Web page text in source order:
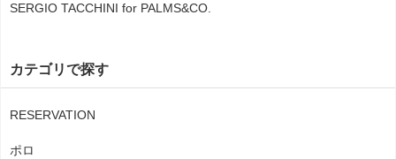
SERGIO TACCHINI for PALMS&CO.
カテゴリで探す
RESERVATION
ポロ